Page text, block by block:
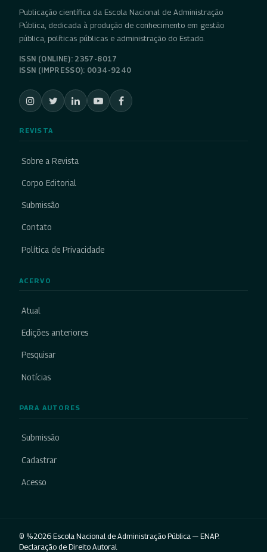
Publicação científica da Escola Nacional de Administração
Pública, dedicada à produção de conhecimento em gestão
pública, políticas públicas e administração do Estado.
ISSN (ONLINE): 2357-8017
ISSN (IMPRESSO): 0034-9240
REVISTA
Sobre a Revista
Corpo Editorial
Submissão
Contato
Política de Privacidade
ACERVO
Atual
Edições anteriores
Pesquisar
Notícias
PARA AUTORES
Submissão
Cadastrar
Acesso
© %2026 Escola Nacional de Administração Pública — ENAP.
Declaração de Direito Autoral